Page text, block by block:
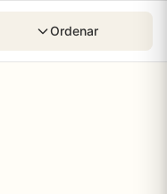
Ordenar